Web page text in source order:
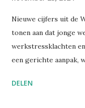
Nieuwe cijfers uit de
tonen aan dat jonge
werkstressklachten
een gerichte aanpak,
DELEN